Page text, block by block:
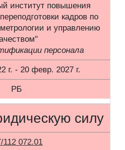
институт повышения
кадров по
и управлению
персонала
г. - 20 февр. 2027 г.
РБ
силу
112 072.01